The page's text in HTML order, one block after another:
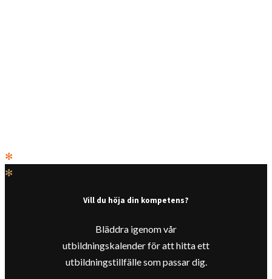
✻
✻
Vill du höja din kompetens?
Bläddra igenom vår
utbildningskalender för att hitta ett
utbildningstillfälle som passar dig.